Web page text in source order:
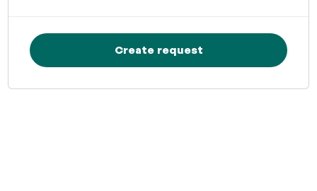
Create request